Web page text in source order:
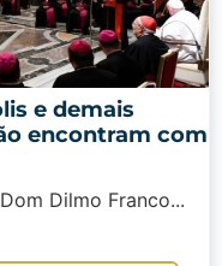
e demais
encontram com
Dilmo Franco...